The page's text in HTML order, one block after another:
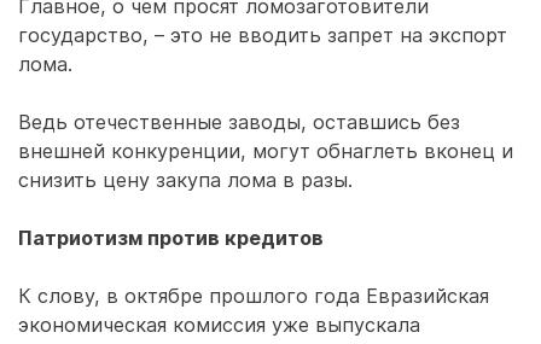
Главное, о чем просят ломозаготовители
государство, – это не вводить запрет на экспорт
лома.
Ведь отечественные заводы, оставшись без
внешней конкуренции, могут обнаглеть вконец и
снизить цену закупа лома в разы.
Патриотизм против кредитов
К слову, в октябре прошлого года Евразийская
экономическая комиссия уже выпускала